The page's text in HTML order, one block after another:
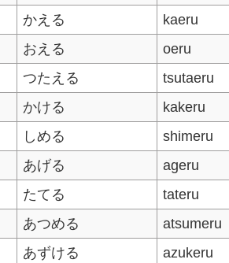
かえる kaeru
おえる oeru
つたえる tsutaeru
かける kakeru
しめる shimeru
あげる ageru
たてる tateru
あつめる atsumeru
あずける azukeru